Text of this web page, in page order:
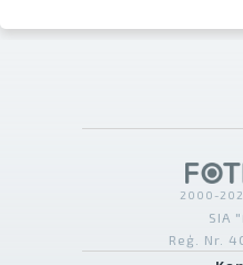
2000-
SIA
Reģ. Nr.